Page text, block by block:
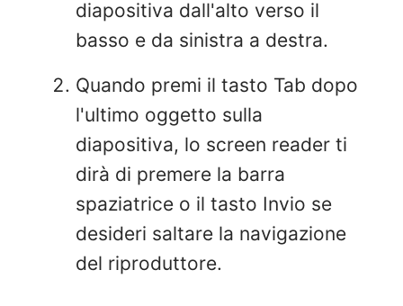
diapositiva dall'alto verso il
basso e da sinistra a destra.
Quando premi il tasto Tab dopo
l'ultimo oggetto sulla
diapositiva, lo screen reader ti
dirà di premere la barra
spaziatrice o il tasto Invio se
desideri saltare la navigazione
del riproduttore.